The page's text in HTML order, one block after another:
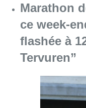
Marathon
ce week-
flashée à
Tervuren”